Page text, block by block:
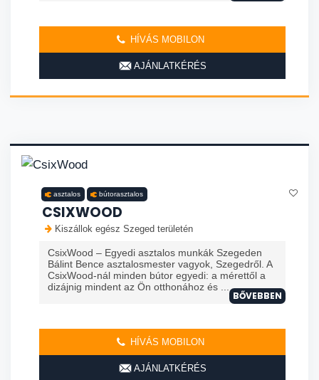
HÍVÁS MOBILON
AJÁNLATKÉRÉS
asztalos bútorasztalos
CSIXWOOD
Kiszállok egész Szeged területén
CsixWood – Egyedi asztalos munkák Szegeden
Bálint Bence asztalosmester vagyok, Szegedről. A
CsixWood-nál minden bútor egyedi: a mérettől a
dizájnig mindent az Ön otthonához és ...
BŐVEBBEN
HÍVÁS MOBILON
AJÁNLATKÉRÉS